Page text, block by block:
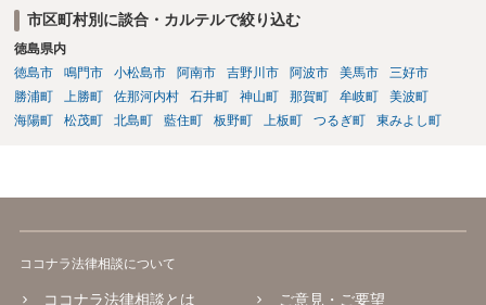
取ることになりますが、譲渡後は売却側が一切責任を負わないとの確
約がない限り、争いが起きる可能性はあります。 2番目の点について
は、口座は法人名義のものでしょうから、一般的には株式譲渡であれ
ば売却側に責任追及が来ることはないでしょうが、口座を不正に使用
するような相手であればそもそも取引はしない方がいいと思います。
市区町村別に談合・カルテルで絞り込む
徳島県内
徳島市
鳴門市 小松島市 阿南市 吉野川市 阿波市 美馬市
三好市
勝浦町
上勝町 佐那河内村 石井町 神山町 那賀町 牟岐町
美波町
海陽町
松茂町 北島町 藍住町 板野町 上板町 つるぎ町 東みよし町
ココナラ法律相談について
ココナラ法律相談とは
ご意見・ご要望